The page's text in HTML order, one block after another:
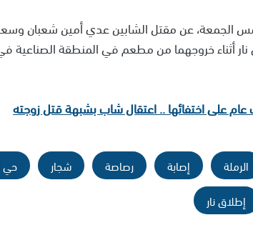
الجمعة، عن مقتل الشابين عدي أمين شعبان
نار أثناء خروجهما من مطعم في المنطقة الصناعية
على اختفائها .. اعتقال شاب بشبهة قتل زوجته
الرملة إصابة رصاصة شجار حي
إطلاق نار